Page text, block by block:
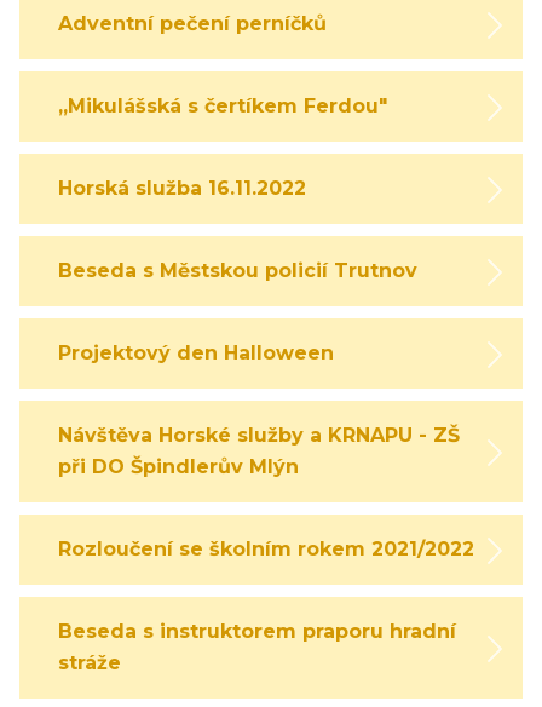
Adventní pečení perníčků
,,Mikulášská s čertíkem Ferdou"
Horská služba 16.11.2022
Beseda s Městskou policií Trutnov
Projektový den Halloween
Návštěva Horské služby a KRNAPU - ZŠ
při DO Špindlerův Mlýn
Rozloučení se školním rokem 2021/2022
Beseda s instruktorem praporu hradní
stráže